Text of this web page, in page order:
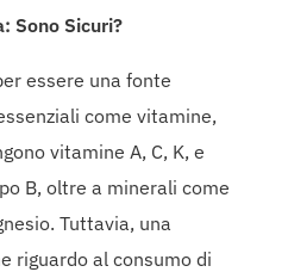
Sono Sicuri?
essere una fonte
come vitamine,
vitamine A, C, K, e
B, oltre a minerali come
Tuttavia, una
riguardo al consumo di